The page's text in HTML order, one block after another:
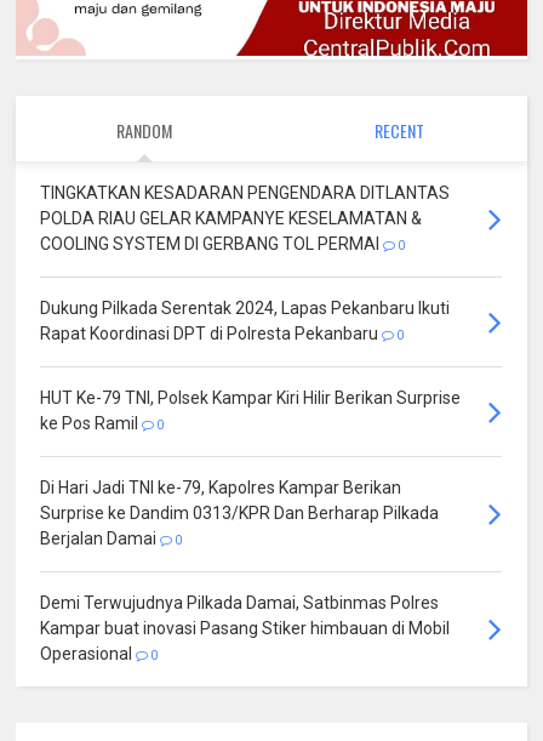
RANDOM RECENT
TINGKATKAN KESADARAN PENGENDARA DITLANTAS
POLDA RIAU GELAR KAMPANYE KESELAMATAN &
COOLING SYSTEM DI GERBANG TOL PERMAI
0
Dukung Pilkada Serentak 2024, Lapas Pekanbaru Ikuti
Rapat Koordinasi DPT di Polresta Pekanbaru
0
HUT Ke-79 TNI, Polsek Kampar Kiri Hilir Berikan Surprise
ke Pos Ramil
0
Di Hari Jadi TNI ke-79, Kapolres Kampar Berikan
Surprise ke Dandim 0313/KPR Dan Berharap Pilkada
Berjalan Damai
0
Demi Terwujudnya Pilkada Damai, Satbinmas Polres
Kampar buat inovasi Pasang Stiker himbauan di Mobil
Operasional
0